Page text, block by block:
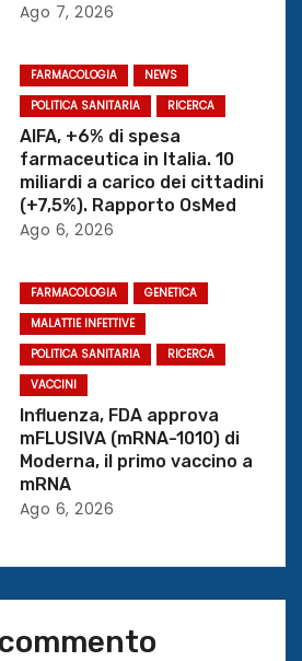
Ago 7, 2026
FARMACOLOGIA
NEWS
POLITICA SANITARIA
RICERCA
AIFA, +6% di spesa
farmaceutica in Italia. 10
miliardi a carico dei cittadini
(+7,5%). Rapporto OsMed
Ago 6, 2026
FARMACOLOGIA
GENETICA
MALATTIE INFETTIVE
POLITICA SANITARIA
RICERCA
VACCINI
Influenza, FDA approva
mFLUSIVA (mRNA-1010) di
Moderna, il primo vaccino a
mRNA
Ago 6, 2026